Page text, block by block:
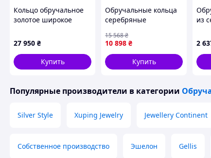
Также мы сотрудничаем по системе дропшиппинг.
Shkatulka.org с нами красиво
Кольцо обручальное
золотое широкое
6 мм
27 950 ₴
Купить
Обручальные кольца
серебряные
гранью
10 898 ₴
15 568₴
Купить
из
2
Популярные производители в категории
Silver Style Xuping Jewelry Jewellery Continent
Собственное производство Эшелон Gellis